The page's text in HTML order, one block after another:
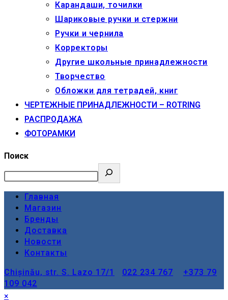
Карандаши, точилки
Шариковые ручки и стержни
Ручки и чернила
Корректоры
Другие школьные принадлежности
Творчество
Обложки для тетрадей, книг
ЧЕРТЕЖНЫЕ ПРИНАДЛЕЖНОСТИ – ROTRING
РАСПРОДАЖА
ФОТОРАМКИ
Поиск
Главная
Магазин
Бренды
Доставка
Новости
Контакты
Chișinău, str. S. Lazo 17/1
022 234 767
+373 79
109 042
×